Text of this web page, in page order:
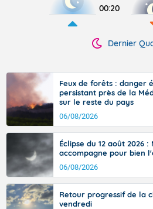
00:20
Dernier
Feux de forêts : danger
persistant près de la
sur le reste du pays
06/08/2026
Éclipse du 12 août 2026
accompagne pour bien
06/08/2026
Retour progressif de la
vendredi